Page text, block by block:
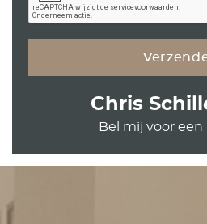
Chris
Bel mij voor een